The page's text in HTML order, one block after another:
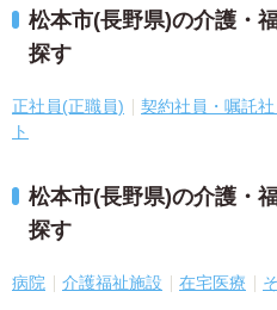
松本市(長野県)の介護・
探す
正社員(正職員) 契約社員・嘱託社
ト
松本市(長野県)の介護・
探す
病院 介護福祉施設 在宅医療